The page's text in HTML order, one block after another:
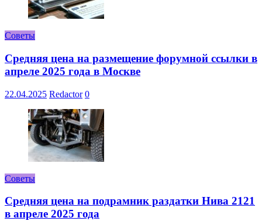
Советы
Средняя цена на размещение форумной ссылки в
апреле 2025 года в Москве
22.04.2025 Redactor 0
Советы
Средняя цена на подрамник раздатки Нива 2121
в апреле 2025 года